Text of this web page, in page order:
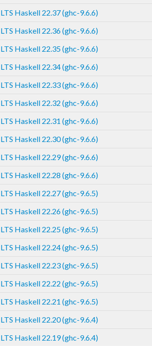
LTS Haskell 22.37 (ghc-9.6.6)
LTS Haskell 22.36 (ghc-9.6.6)
LTS Haskell 22.35 (ghc-9.6.6)
LTS Haskell 22.34 (ghc-9.6.6)
LTS Haskell 22.33 (ghc-9.6.6)
LTS Haskell 22.32 (ghc-9.6.6)
LTS Haskell 22.31 (ghc-9.6.6)
LTS Haskell 22.30 (ghc-9.6.6)
LTS Haskell 22.29 (ghc-9.6.6)
LTS Haskell 22.28 (ghc-9.6.6)
LTS Haskell 22.27 (ghc-9.6.5)
LTS Haskell 22.26 (ghc-9.6.5)
LTS Haskell 22.25 (ghc-9.6.5)
LTS Haskell 22.24 (ghc-9.6.5)
LTS Haskell 22.23 (ghc-9.6.5)
LTS Haskell 22.22 (ghc-9.6.5)
LTS Haskell 22.21 (ghc-9.6.5)
LTS Haskell 22.20 (ghc-9.6.4)
LTS Haskell 22.19 (ghc-9.6.4)